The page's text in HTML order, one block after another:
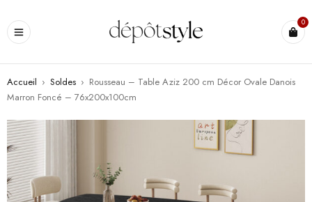
0
Accueil › Soldes › Rousseau – Table Aziz 200 cm Décor Ovale Danois
Marron Foncé – 76x200x100cm